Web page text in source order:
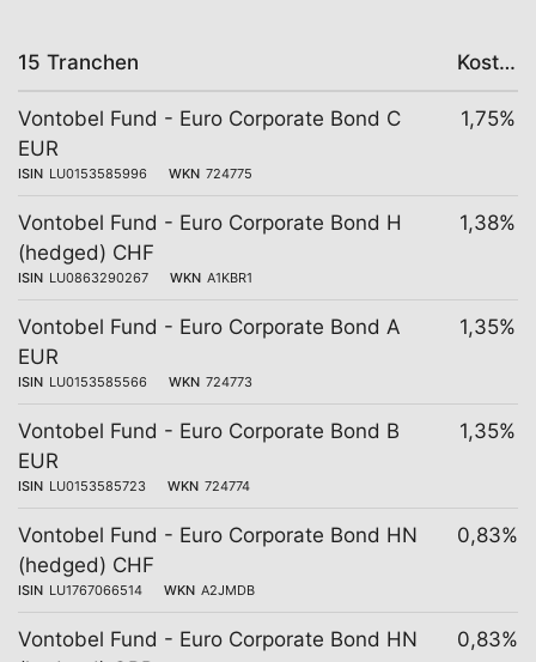
15 Tranchen Kosten
Vontobel Fund - Euro Corporate Bond C
EUR
ISIN LU0153585996 WKN 724775
1,75%
Vontobel Fund - Euro Corporate Bond H
(hedged) CHF
ISIN LU0863290267 WKN A1KBR1
1,38%
Vontobel Fund - Euro Corporate Bond A
EUR
ISIN LU0153585566 WKN 724773
1,35%
Vontobel Fund - Euro Corporate Bond B
EUR
ISIN LU0153585723 WKN 724774
1,35%
Vontobel Fund - Euro Corporate Bond HN
(hedged) CHF
ISIN LU1767066514 WKN A2JMDB
0,83%
Vontobel Fund - Euro Corporate Bond HN
0,83%